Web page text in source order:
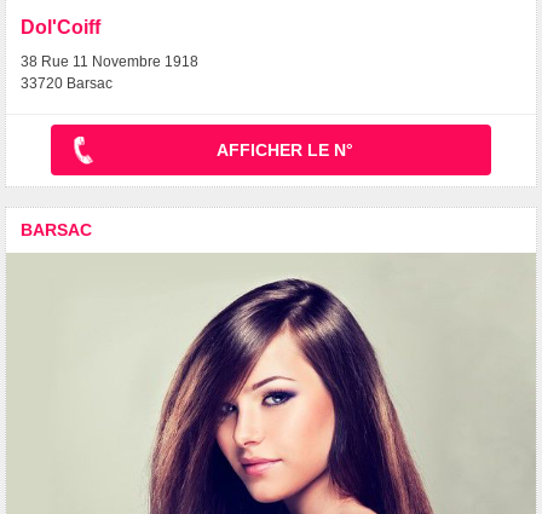
Dol'Coiff
38 Rue 11 Novembre 1918
33720 Barsac
AFFICHER LE N°
BARSAC